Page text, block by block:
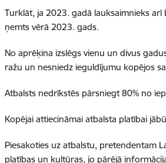
Turklāt, ja 2023. gadā lauksaimnieks
ņemts vērā 2023. gads.
No aprēķina izslēgs vienu un divus
ražu un nesniedz ieguldījumu kopējos
Atbalsts nedrīkstēs pārsniegt 80% no
Kopējai attiecināmai atbalsta platībai
Piesakoties uz atbalstu, pretendentam
platības un kultūras, jo pārējā